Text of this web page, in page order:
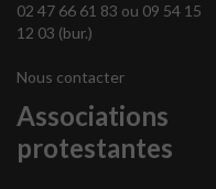
02 47 66 61 83 ou 09 54 15
12 03 (bur.)
Nous contacter
Associations
protestantes